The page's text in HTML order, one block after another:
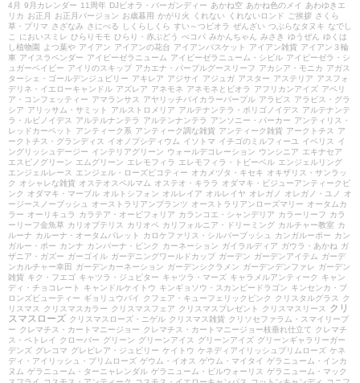
4月 9月カレンダー 11周年 DJビオラ・バーガンディー あかね空 あかね色のメイ
あわゆきエ
リカ お正月 お正月バージョン お歳暮用 かがり火 くれない くれないロンド ご挨拶 さくら
草・プリマ さざなみ さにべる しくらしくら すい～つビオラ ぜんざい つぶらなタヌキ なでし
こ
においスミレ ひらりモモ ひらり・赤ぶどう べコパ みかんちゃん みさき ゆうぜん
ゆくは
し植物園
よつ葉や アイアン アイアンの花台 アイアンバスケット アイアン雑貨 アイアン３輪
車 アイスラベンダー アイビーゼラニューム アイビーゼラニューム・シビル アイビーゼラ・シ
ュガーベイビー アイリのスキップ アカエナ・パープルグースリーフ アカシア・モニカ アガス
ターシェ・ゴールデンジュビリー アキレア アジサイ アジュガ アスター アステリア アスフォ
デリネ・イエローキャンドル アズレア アネモネ アネモネとビオラ アフリカンアイズ アベリ
ア・コンフェッティー アマランサス アヤリッチバイカラーパープル アラビス
アラビス・グラ
シア アリッサム・サミット アルストロメリア アルテナンテラ・ポリゴノイデス
アルテナンテ
ラ・ルビノイデス
アルテルナンテラ アルテンナンテラ アンソニー・パーカー アンティリス・
レッドカーペット
アンティーク系 アンティーク調な雑貨 アンティーク雑貨 アークトチス
ア
ークトチス・グランディス
イオノプシディウム イソトマ イチゴのミルフィーユ イベリス
イ
ングリッシュデージー インテリアグリーン ウォールデコレーション ウンシニア エキナセア
エスピノグリーン エムグリーン エレモフィラ エレモフィラ・トビーベル エンジェルリング
エンジェルレース
エンジェル・ローズピコティー オカメヅタ・キセキ オキザリス・サンラッ
ク
オシャレな雑貨 オステオスペルマム オステオ・キララ
オダマキ・ビジューアンティークピ
ンク
オダマキ・マーブル オルトシフォン オルレイア オルレイヤ オレガノ オレガノ・ユノ
オ
ージースノーブッシュ
オーストラリアンプランツ オーストラリアンローズマリー オータムカ
ラー オーリキュラ カラテア・オービフォリア カランコエ・シャンデリア カラーリーフ カラ
ーリーフ金魚草 カリオプテリス カリオペ カリフォルニア・ドリーミング カルチャー教室 カ
ルーナ カルーナ・オータムパレット カロケファリス・シルバーブッシュ カンガルーポー カン
ガルー・ポー カンナ カンパーナ・ピンク カーネーション ガイラルディア ガウラ・あかね ガ
ザニア・ガズー ガーゴイル ガーデニングワールドカップ ガーデン ガーデンアイテム ガーデ
ンカルチャー幸田
ガーデンカーネーション ガーデンシクラメン ガーデンデンファレ ガーデン
雑貨 キク・フエゴ キャツラ・ジュピター キャツラ・マーズ キャラメルアンティーク
キャン
ディ・チョコレート
キャンドルケイトウ キンギョソウ・スカンピードラゴン キンセンカ・ブ
ロンズビューティー ギョリュウバイ クフェア・キューフェリックピンク クリスタルグラス
ク
リスマス
クリスマスカラー クリスマスフェア クリスマスプレゼント クリスマスリース
クリ
スマスローズ クリスマスローズ・ニゲル クリスマス雑貨 クリソセファラム・スマイリープ
ー クレマチス・カートマニージョー クレマチス・カートマニージョー枝垂れ仕立て クレマチ
ス・ペトレイ
クローバー グリーン グリーンアイス グリーンアイズ グリーンギャラリーガー
デンズ グレコマ グレビレア・ジュビリー ケイトウ ケネディアイリッシュプリムローズ ケネ
ディ・アイリッシュ・プリムローズ ゲウム・イオス ゲウム・マイタイ ゲラニューム・インカ
ヌム ゲラニューム・ターニャレンダル ゲラニューム・ビルウォーリス ゲラニューム・マック